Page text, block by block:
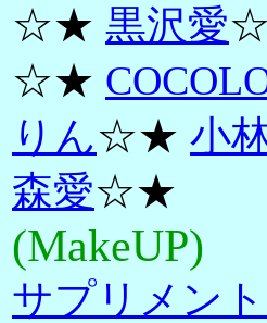
☆★ 黒沢愛
☆★
りん☆★ 小
森愛☆★
(MakeUP)
サプリメン